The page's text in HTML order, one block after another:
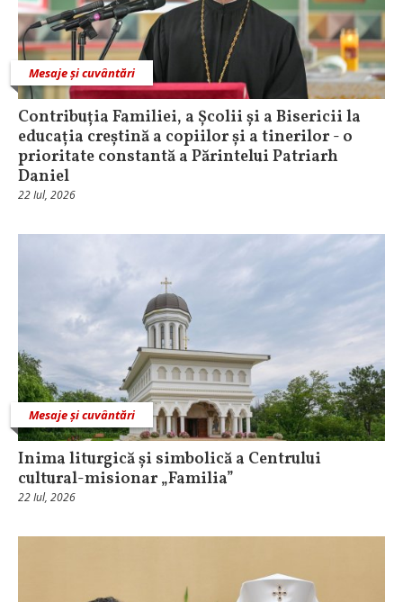
Mesaje și cuvântări
Contribuția Familiei, a Școlii și a Bisericii la
educația creștină a copiilor și a tinerilor - o
prioritate constantă a Părintelui Patriarh
Daniel
22 Iul, 2026
Mesaje și cuvântări
Inima liturgică și simbolică a Centrului
cultural-misionar „Familia”
22 Iul, 2026